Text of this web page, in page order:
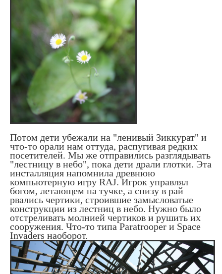
Потом дети убежали на "ленивый Зиккурат" и
что-то орали нам оттуда, распугивая редких
посетителей. Мы же отправились разглядывать
"лестницу в небо", пока дети драли глотки. Эта
инсталляция напомнила древнюю
компьютерную игру RAJ. Игрок управлял
богом, летающем на тучке, а снизу в рай
рвались чертики, строившие замысловатые
конструкции из лестниц в небо. Нужно было
отстреливать молнией чертиков и рушить их
сооружения. Что-то типа Paratrooper и Space
Invaders наоборот.